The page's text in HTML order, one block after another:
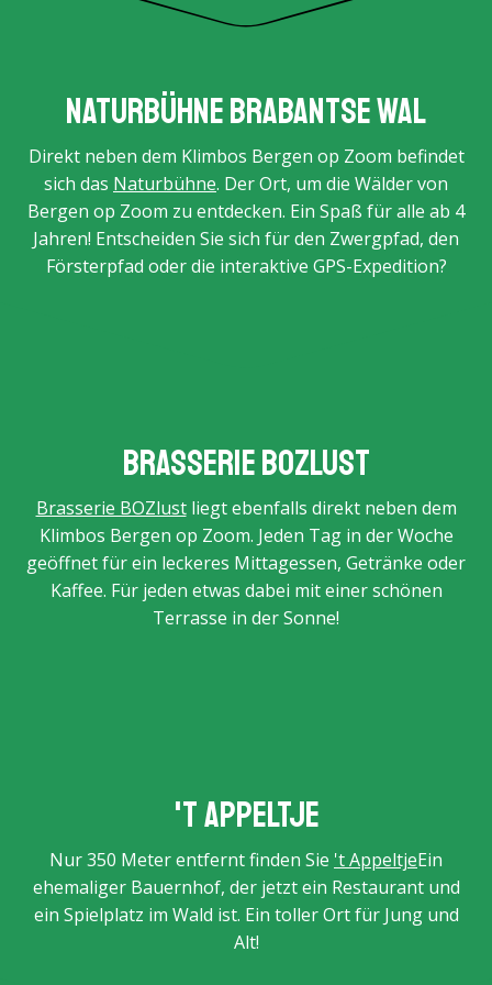
Naturbühne Brabantse Wal
Direkt neben dem Klimbos Bergen op Zoom befindet
sich das Naturbühne. Der Ort, um die Wälder von
Bergen op Zoom zu entdecken. Ein Spaß für alle ab 4
Jahren! Entscheiden Sie sich für den Zwergpfad, den
Försterpfad oder die interaktive GPS-Expedition?
Brasserie BOZlust
Brasserie BOZlustliegt ebenfalls direkt neben dem
Klimbos Bergen op Zoom. Jeden Tag in der Woche
geöffnet für ein leckeres Mittagessen, Getränke oder
Kaffee. Für jeden etwas dabei mit einer schönen
Terrasse in der Sonne!
't Appeltje
Nur 350 Meter entfernt finden Sie 't AppeltjeEin
ehemaliger Bauernhof, der jetzt ein Restaurant und
ein Spielplatz im Wald ist. Ein toller Ort für Jung und
Alt!